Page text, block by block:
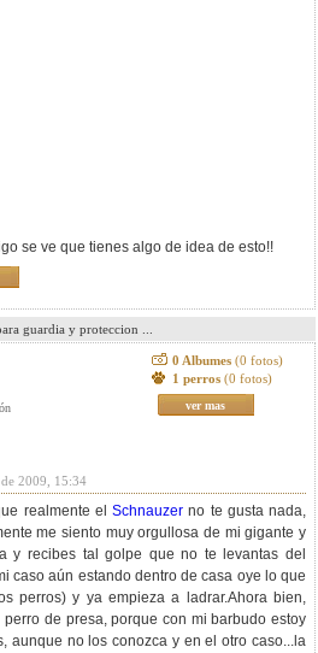
se ve que tienes algo de idea de esto!!
guardia y proteccion ...
0 Albumes (0 fotos)
1 perros (0 fotos)
ver mas
2009, 15:34
realmente el Schnauzer no te gusta nada,
me siento muy orgullosa de mi gigante y
y recibes tal golpe que no te levantas del
caso aún estando dentro de casa oye lo que
perros) y ya empieza a ladrar.Ahora bien,
de presa, porque con mi barbudo estoy
aunque no los conozca y en el otro caso...la